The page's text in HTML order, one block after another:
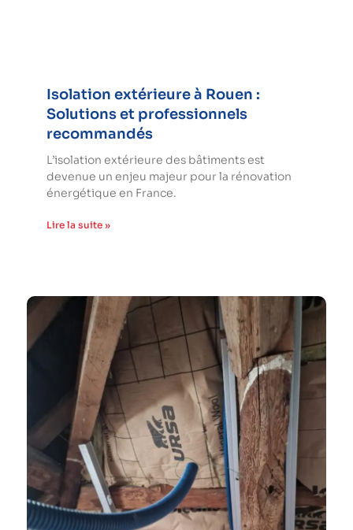
Isolation extérieure à Rouen :
Solutions et professionnels
recommandés
L’isolation extérieure des bâtiments est
devenue un enjeu majeur pour la rénovation
énergétique en France.
Lire la suite »